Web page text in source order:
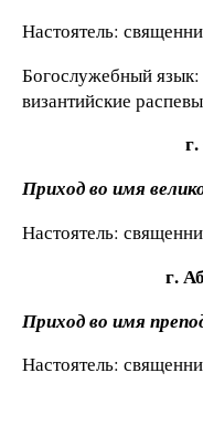
Настоятель:
Богослужебный
византийские
Приход во имя
Настоятель:
г.
Приход во имя
Настоятель: